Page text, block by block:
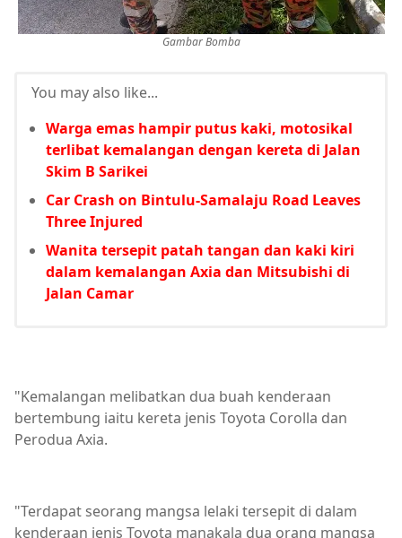
Gambar Bomba
You may also like...
Warga emas hampir putus kaki, motosikal
terlibat kemalangan dengan kereta di Jalan
Skim B Sarikei
Car Crash on Bintulu-Samalaju Road Leaves
Three Injured
Wanita tersepit patah tangan dan kaki kiri
dalam kemalangan Axia dan Mitsubishi di
Jalan Camar
"Kemalangan melibatkan dua buah kenderaan
bertembung iaitu kereta jenis Toyota Corolla dan
Perodua Axia.
"Terdapat seorang mangsa lelaki tersepit di dalam
kenderaan jenis Toyota manakala dua orang mangsa